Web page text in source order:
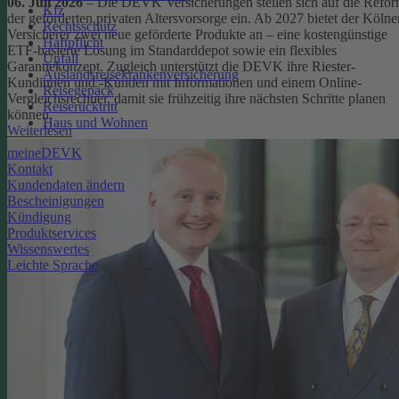
Kfz
Rechtsschutz
Haftpflicht
Unfall
Auslandsreisekrankenversicherung
Reisegepäck
Reiserücktritt
Haus und Wohnen
meineDEVK
Kontakt
Kundendaten ändern
Bescheinigungen
Kündigung
Produktservices
Wissenswertes
Leichte Sprache
der geförderten privaten Altersvorsorge ein. Ab 2027 bietet der
Versicherer zwei neue geförderte Produkte an – eine kostengünstige
ETF-basierte Lösung im Standarddepot sowie ein flexibles
Garantiekonzept. Zugleich unterstützt die DEVK ihre Riester-
Kundinnen und -Kunden mit Informationen und einem Online-
Vergleichsrechner, damit sie frühzeitig ihre nächsten Schritte planen
können.
Weiterlesen